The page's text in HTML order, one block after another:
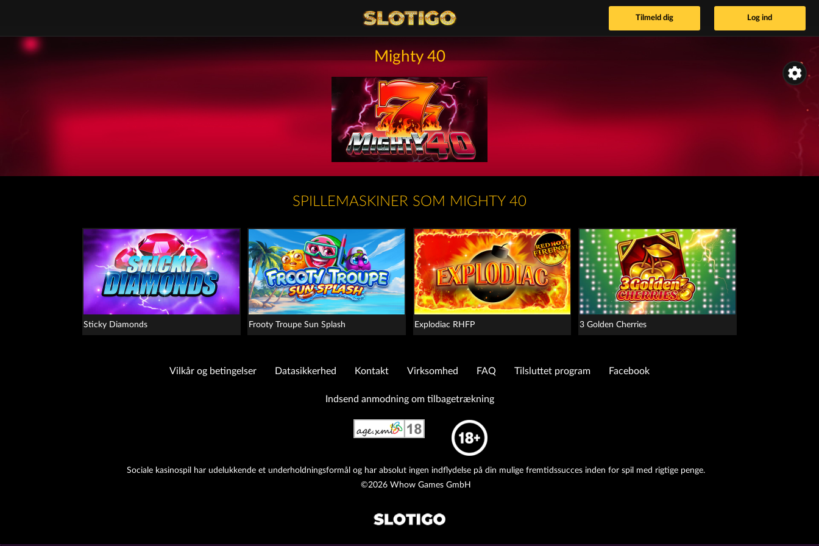
Tilmeld dig Log ind
Mighty 40
SPILLEMASKINER SOM MIGHTY 40
Sticky Diamonds Frooty Troupe Sun Splash Explodiac RHFP 3 Golden Cherries
Vilkår og betingelser Datasikkerhed Kontakt Virksomhed FAQ Tilsluttet program Facebook
Indsend anmodning om tilbagetrækning
Sociale kasinospil har udelukkende et underholdningsformål og har absolut ingen indflydelse på din mulige fremtidssucces inden for spil med rigtige penge.
©2026 Whow Games GmbH